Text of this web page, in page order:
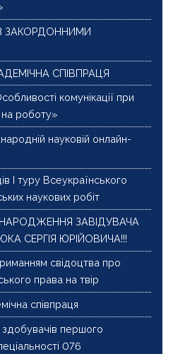
ЗАКОРДОННИМИ
СПІВПРАЦЯ
комунікації при
роботу»
науковій онлайн-
І туру Всеукраїнського
наукових робіт
ЗАВІДУВАЧА
СЕРГІЯ ЮРІЙОВИЧА!!!
свідоцтва про
права на твір
співпраця
здобувачів першого
076